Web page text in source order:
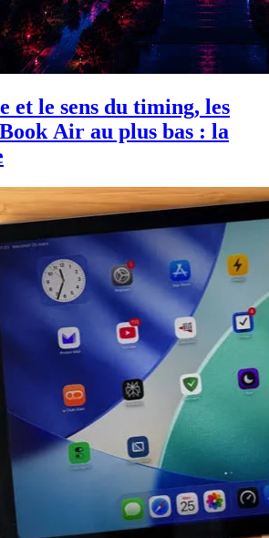
et le sens du timing, les
Air au plus bas : la